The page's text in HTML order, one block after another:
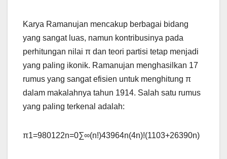
Karya Ramanujan mencakup berbagai bidang
yang sangat luas, namun kontribusinya pada
perhitungan nilai π dan teori partisi tetap menjadi
yang paling ikonik. Ramanujan menghasilkan 17
rumus yang sangat efisien untuk menghitung π
dalam makalahnya tahun 1914. Salah satu rumus
yang paling terkenal adalah:
π1​=980122​​n=0∑∞​(n!)43964n(4n)!(1103+26390n)​